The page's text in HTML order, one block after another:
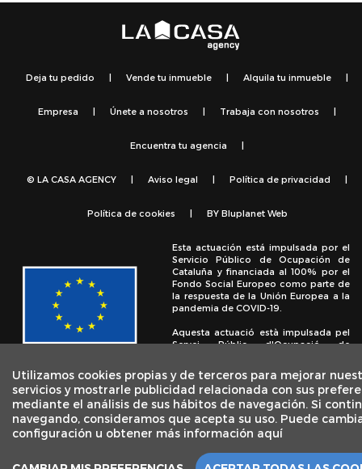
Utilizamos cookies propias y de terceros para mejorar
servicios y mostrarle publicidad relacionada con sus
mediante el análisis de sus hábitos de navegación. Si
navegando, consideramos que acepta su uso. Puede
configuración u obtener más información aquí
Deja tu pedido | Vende tu inmueble | Alquila tu inmueble |
Empresa | Únete a nosotros | Trabaja con nosotros |
Encuentra tu agencia |
© LA CASA AGENCY | Aviso legal | Política de privacidad |
Política de cookies | BY Bluplanet Web
Esta actuación está impulsada por el
Servicio Público de Ocupación de
Cataluña y financiada al 100% por el
Fondo Social Europeo como parte de
la respuesta de la Unión Europea a la
pandemia de COVID-19.
Aquesta actuació està impulsada pel
Servei Públic d'Ocupació de
Fons Social Europeu com a part de la
resposta de la Unió Europea a la
pandèmia de COVID-19.